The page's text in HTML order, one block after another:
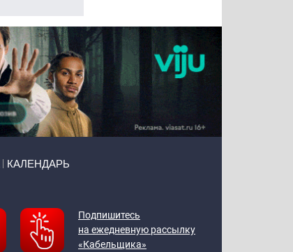
КАЛЕНДАРЬ
Подпишитесь
на ежедневную рассылку
«Кабельщика»